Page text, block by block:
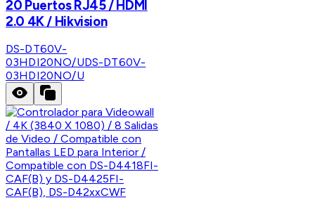
20 Puertos RJ45 / HDMI
2.0 4K / Hikvision
DS-DT60V-
03HDI20NO/UDS-DT60V-
03HDI20NO/U